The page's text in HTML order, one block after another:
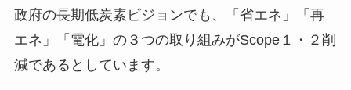
政府の長期低炭素ビジョンでも、「省エネ」「再
エネ」「電化」の３つの取り組みがScope１・２削
減であるとしています。